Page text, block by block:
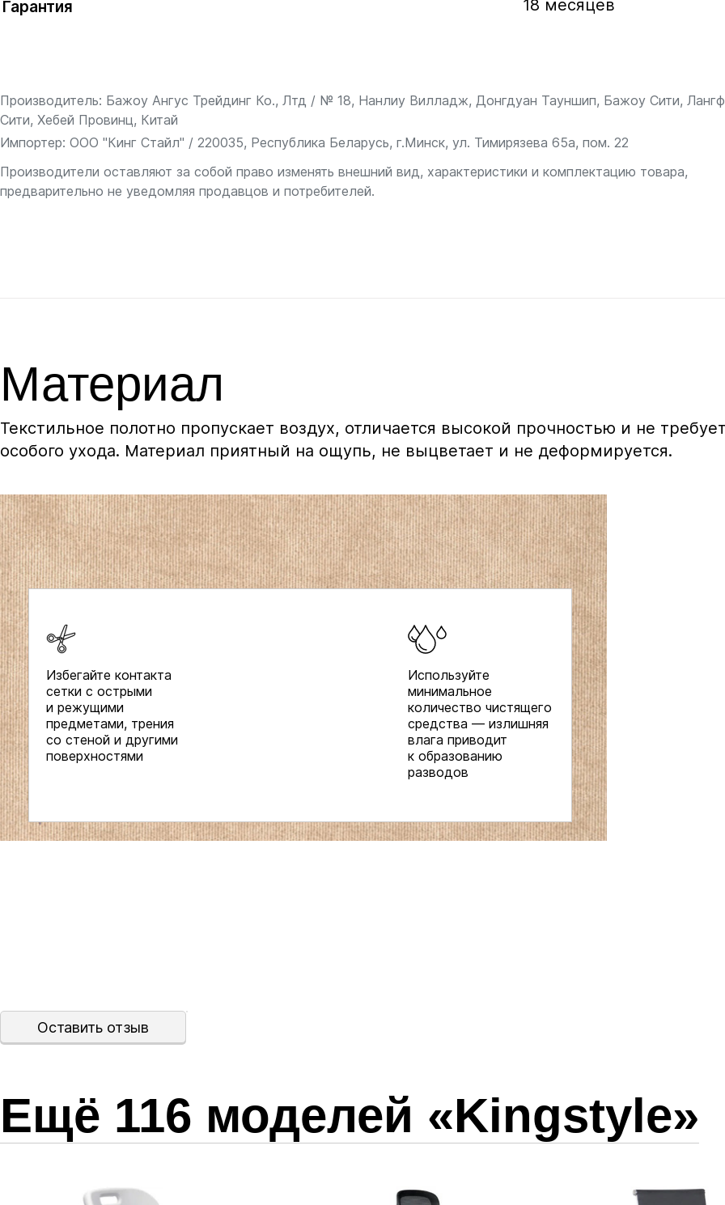
Гарантия 18 месяцев
Производитель: Бажоу Ангус Трейдинг Ко., Лтд / № 18, Нанлиу Вилладж, Донгдуан Тауншип, Бажоу Сити,
Сити, Хебей Провинц, Китай
Импортер: ООО "Кинг Стайл" / 220035, Республика Беларусь, г.Минск, ул. Тимирязева 65а, пом. 22
Производители оставляют за собой право изменять внешний вид, характеристики и комплектацию товара,
предварительно не уведомляя продавцов и потребителей.
Материал
Текстильное полотно пропускает воздух, отличается высокой прочностью и не
особого ухода. Материал приятный на ощупь, не выцветает и не деформируется.
Избегайте контакта
сетки с острыми
и режущими
предметами, трения
со стеной и другими
поверхностями
Используйте
минимальное
количество чистящего
средства — излишняя
влага приводит
к образованию
разводов
Оставить отзыв
Ещё 116 моделей «Kingstyle»